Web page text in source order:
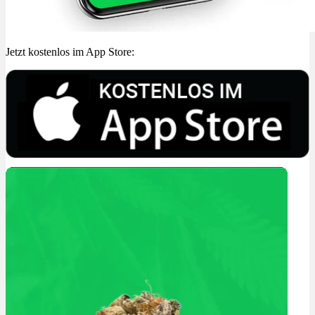
Jetzt kostenlos im App Store: